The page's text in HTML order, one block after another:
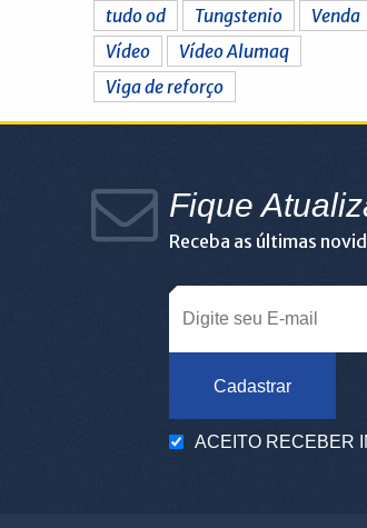
tudo od
Tungstenio
Venda
Vídeo
Vídeo Alumaq
Viga de reforço
Fique
Receba as últimas
Cadastrar
ACEITO RECEBER